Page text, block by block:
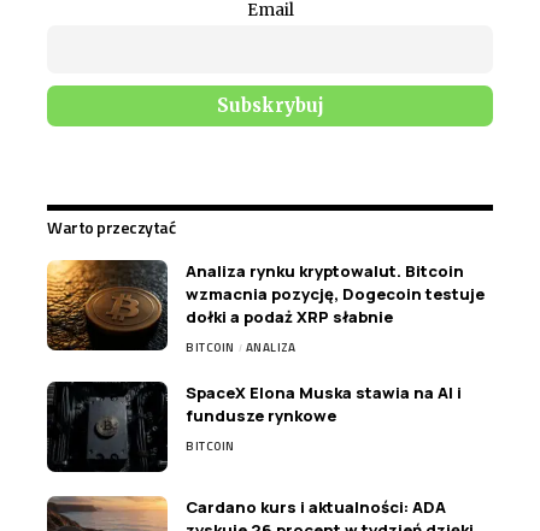
Email
Warto przeczytać
Analiza rynku kryptowalut. Bitcoin
wzmacnia pozycję, Dogecoin testuje
dołki a podaż XRP słabnie
BITCOIN ANALIZA
SpaceX Elona Muska stawia na AI i
fundusze rynkowe
BITCOIN
Cardano kurs i aktualności: ADA